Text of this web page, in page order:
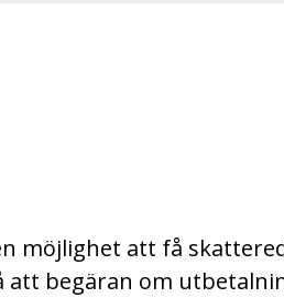
möjlighet att få
att begäran om